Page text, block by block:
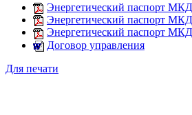
Энергетический паспорт МКД
Энергетический паспорт МКД
Энергетический паспорт МКД
Договор управления
Для печати